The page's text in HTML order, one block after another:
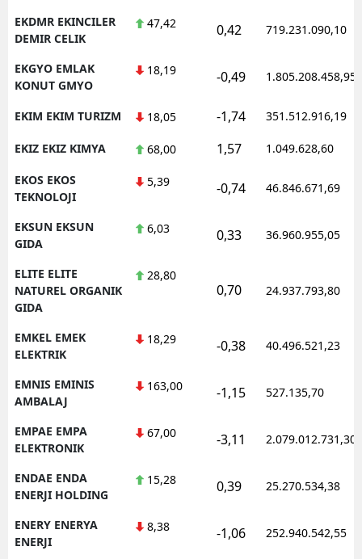
EKDMR EKINCILER
DEMIR CELIK
47,42 0,42 719.231.090,10
EKGYO EMLAK
KONUT GMYO
18,19 -0,49 1.805.208.458,95
EKIM EKIM TURIZM 18,05 -1,74 351.512.916,19
EKIZ EKIZ KIMYA 68,00 1,57 1.049.628,60
EKOS EKOS
TEKNOLOJI
5,39 -0,74 46.846.671,69
EKSUN EKSUN
GIDA
6,03 0,33 36.960.955,05
ELITE ELITE
NATUREL ORGANIK
GIDA
28,80
0,70 24.937.793,80
EMKEL EMEK
ELEKTRIK
18,29 -0,38 40.496.521,23
EMNIS EMINIS
AMBALAJ
163,00 -1,15 527.135,70
EMPAE EMPA
ELEKTRONIK
67,00 -3,11 2.079.012.731,30
ENDAE ENDA
ENERJI HOLDING
15,28 0,39 25.270.534,38
ENERY ENERYA
ENERJI
8,38 -1,06 252.940.542,55